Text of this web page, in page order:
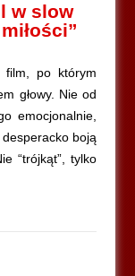
w slow
film, po którym
głowy. Nie od
emocjonalnie,
boją
“trójkąt”, tylko